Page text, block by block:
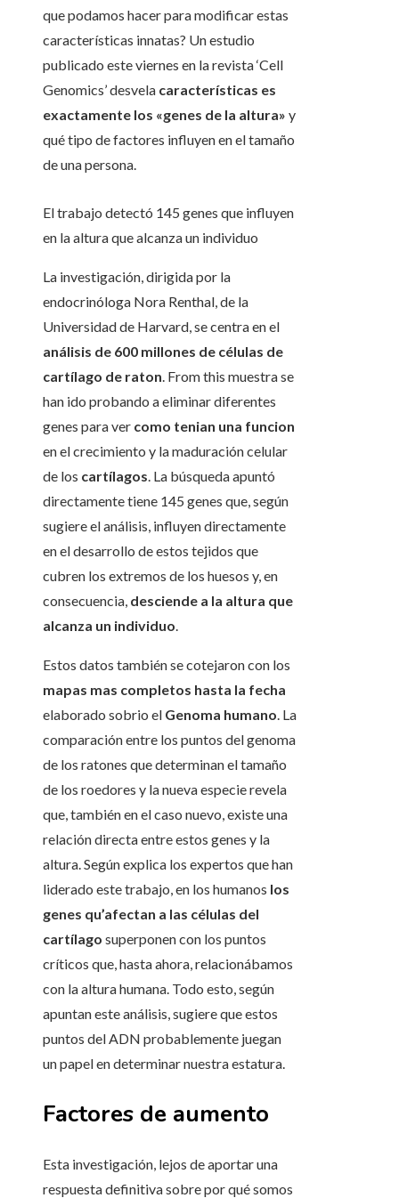
que podamos hacer para modificar estas
características innatas? Un estudio
publicado este viernes en la revista ‘Cell
Genomics’ desvela características es
exactamente los «genes de la altura» y
qué tipo de factores influyen en el tamaño
de una persona.
El trabajo detectó 145 genes que influyen
en la altura que alcanza un individuo
La investigación, dirigida por la
endocrinóloga Nora Renthal, de la
Universidad de Harvard, se centra en el
análisis de 600 millones de células de
cartílago de raton. From this muestra se
han ido probando a eliminar diferentes
genes para ver como tenian una funcion
en el crecimiento y la maduración celular
de los cartílagos. La búsqueda apuntó
directamente tiene 145 genes que, según
sugiere el análisis, influyen directamente
en el desarrollo de estos tejidos que
cubren los extremos de los huesos y, en
consecuencia, desciende a la altura que
alcanza un individuo.
Estos datos también se cotejaron con los
mapas mas completos hasta la fecha
elaborado sobrio el Genoma humano. La
comparación entre los puntos del genoma
de los ratones que determinan el tamaño
de los roedores y la nueva especie revela
que, también en el caso nuevo, existe una
relación directa entre estos genes y la
altura. Según explica los expertos que han
liderado este trabajo, en los humanos los
genes qu’afectan a las células del
cartílago superponen con los puntos
críticos que, hasta ahora, relacionábamos
con la altura humana. Todo esto, según
apuntan este análisis, sugiere que estos
puntos del ADN probablemente juegan
un papel en determinar nuestra estatura.
Factores de aumento
Esta investigación, lejos de aportar una
respuesta definitiva sobre por qué somos